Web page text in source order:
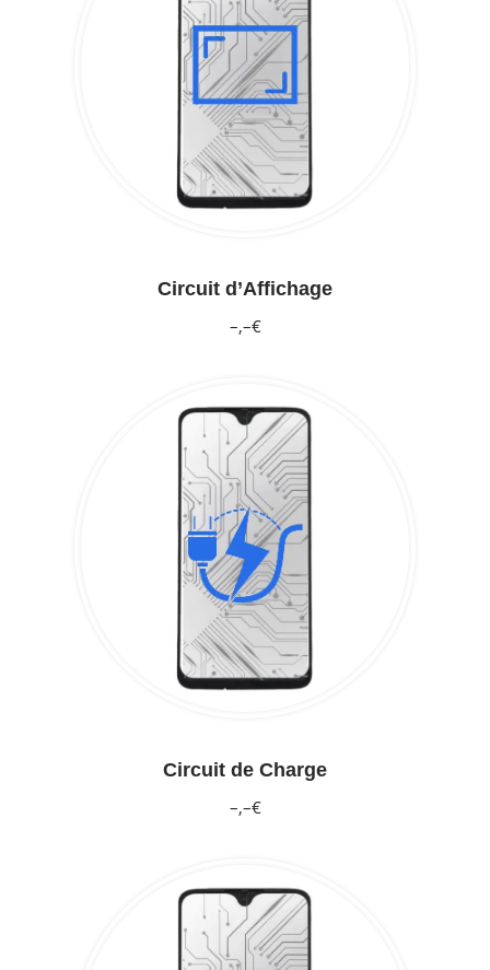
Circuit d’Affichage
–,–€
Circuit de Charge
–,–€